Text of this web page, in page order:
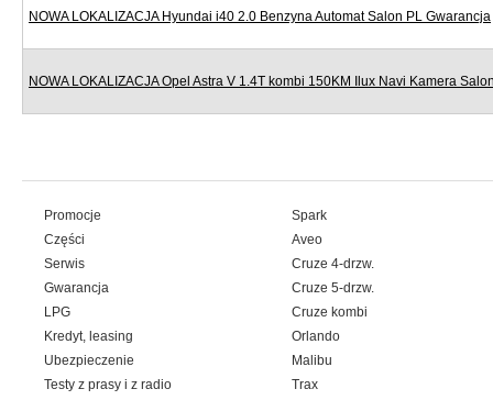
NOWA LOKALIZACJA Hyundai i40 2.0 Benzyna Automat Salon PL Gwarancja
NOWA LOKALIZACJA Opel Astra V 1.4T kombi 150KM Ilux Navi Kamera
Promocje
Części
Serwis
Gwarancja
LPG
Kredyt, leasing
Ubezpieczenie
Testy z prasy i z radio
Spark
Aveo
Cruze 4-drzw.
Cruze 5-drzw.
Cruze kombi
Orlando
Malibu
Trax